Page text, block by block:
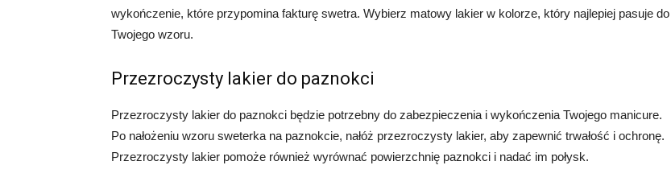
wykończenie, które przypomina fakturę swetra. Wybierz matowy lakier w kolorze, który najlepiej pasuje do
Twojego wzoru.
Przezroczysty lakier do paznokci
Przezroczysty lakier do paznokci będzie potrzebny do zabezpieczenia i wykończenia Twojego manicure.
Po nałożeniu wzoru sweterka na paznokcie, nałóż przezroczysty lakier, aby zapewnić trwałość i ochronę.
Przezroczysty lakier pomoże również wyrównać powierzchnię paznokci i nadać im połysk.